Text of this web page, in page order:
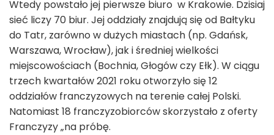
Wtedy powstało jej pierwsze biuro w Krakowie. Dzisiaj
sieć liczy 70 biur. Jej oddziały znajdują się od Bałtyku
do Tatr, zarówno w dużych miastach (np. Gdańsk,
Warszawa, Wrocław), jak i średniej wielkości
miejscowościach (Bochnia, Głogów czy Ełk). W ciągu
trzech kwartałów 2021 roku otworzyło się 12
oddziałów franczyzowych na terenie całej Polski.
Natomiast 18 franczyzobiorców skorzystało z oferty
Franczyzy „na próbę.